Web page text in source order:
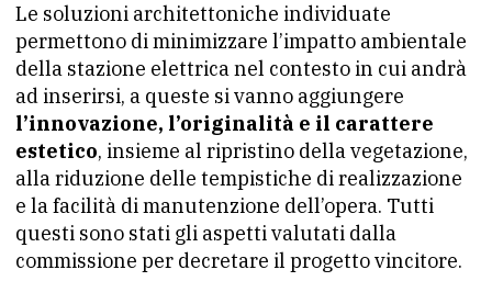
Le soluzioni architettoniche individuate
permettono di minimizzare l’impatto ambientale
della stazione elettrica nel contesto in cui andrà
ad inserirsi, a queste si vanno aggiungere
l’innovazione, l’originalità e il carattere
estetico, insieme al ripristino della vegetazione,
alla riduzione delle tempistiche di realizzazione
e la facilità di manutenzione dell’opera. Tutti
questi sono stati gli aspetti valutati dalla
commissione per decretare il progetto vincitore.